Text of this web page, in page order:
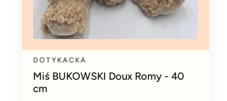
DOTYKACKA
Miś BUKOWSKI Doux Romy - 40
cm